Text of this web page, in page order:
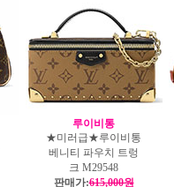
루이비통
★미러급★루이비통
베니티 파우치 트렁
크 M29548
판매가:615,000원